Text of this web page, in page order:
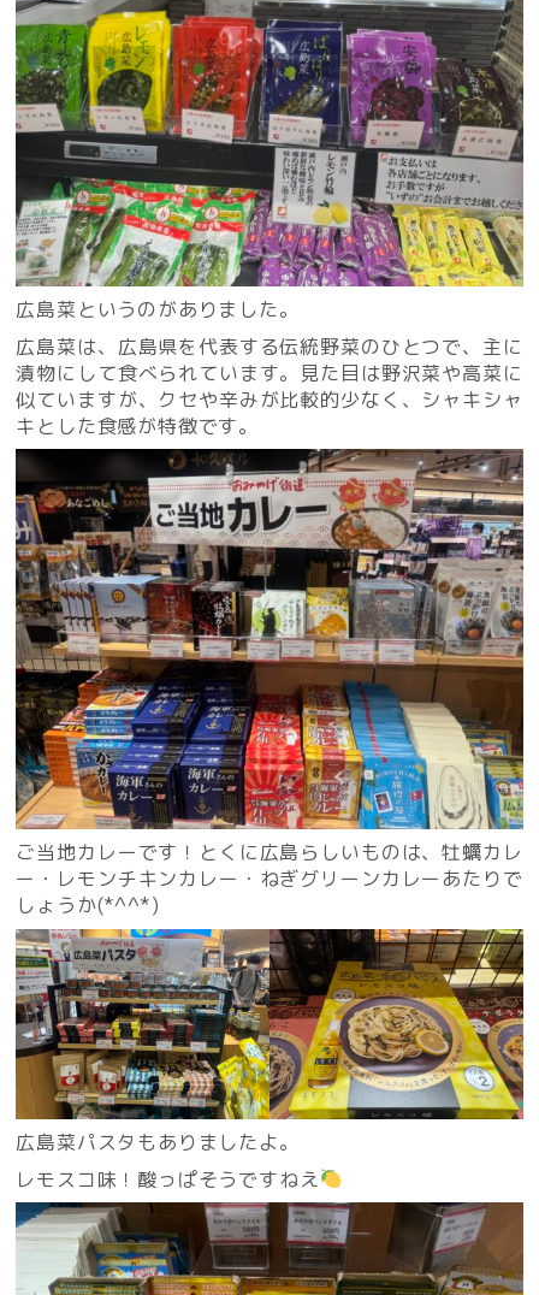
広島菜というのがありました。
広島菜は、広島県を代表する伝統野菜のひとつで、主に
漬物にして食べられています。見た目は野沢菜や高菜に
似ていますが、クセや辛みが比較的少なく、シャキシャ
キとした食感が特徴です。
ご当地カレーです！とくに広島らしいものは、牡蠣カレ
ー・レモンチキンカレー・ねぎグリーンカレーあたりで
しょうか(*^^*)
広島菜パスタもありましたよ。
レモスコ味！酸っぱそうですねえ